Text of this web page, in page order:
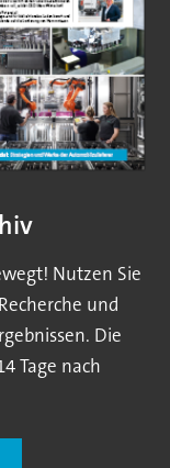
Nutzen Sie
und
Die
Tage nach